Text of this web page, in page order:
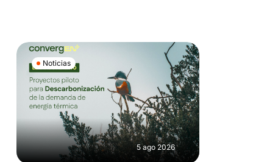
Noticias
5 ago 2026